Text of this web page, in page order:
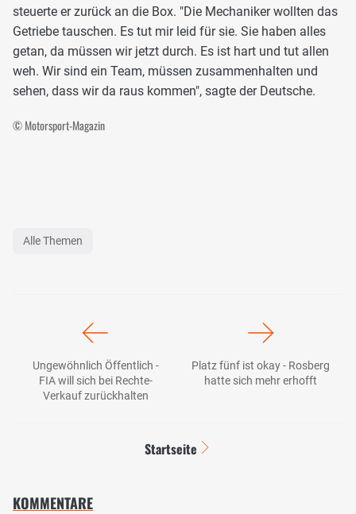
steuerte er zurück an die Box. "Die Mechaniker wollten das
Getriebe tauschen. Es tut mir leid für sie. Sie haben alles
getan, da müssen wir jetzt durch. Es ist hart und tut allen
weh. Wir sind ein Team, müssen zusammenhalten und
sehen, dass wir da raus kommen", sagte der Deutsche.
© Motorsport-Magazin
Alle Themen
Ungewöhnlich Öffentlich -
FIA will sich bei Rechte-
Verkauf zurückhalten
Platz fünf ist okay - Rosberg
hatte sich mehr erhofft
Startseite
KOMMENTARE